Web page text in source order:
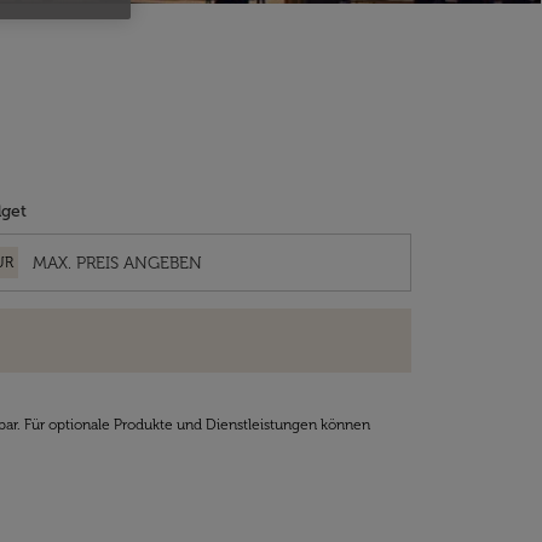
Für optionale Produkte und Dienstleistungen können